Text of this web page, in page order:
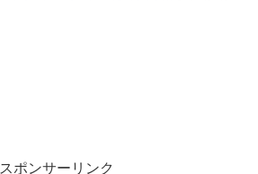
スポンサーリンク